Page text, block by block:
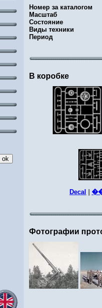
Номер за каталогом
Масштаб
Состояние
Виды техники
Период
В коробке
Decal
Фотографии